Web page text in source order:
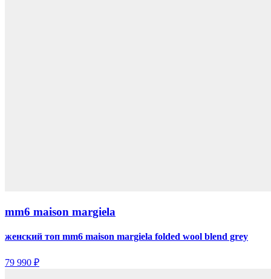
mm6 maison margiela
женский топ mm6 maison margiela folded wool blend grey
79 990 ₽